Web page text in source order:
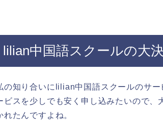
lilian中国語スクールの大
の知り合いにlilian中国語スクールのサ
ビスを少しでも安く申し込みたいので、
れたんですよね。